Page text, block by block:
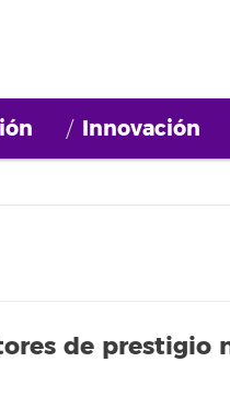
Innovación
de prestigio